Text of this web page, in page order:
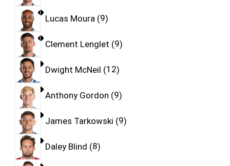
Lucas Moura 9
Clement Lenglet 9
Dwight McNeil 12
Anthony Gordon 9
James Tarkowski 9
Daley Blind 8